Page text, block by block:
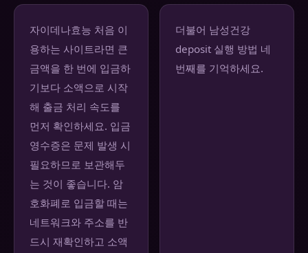
자이데나효능 처음 이
용하는 사이트라면 큰
금액을 한 번에 입금하
기보다 소액으로 시작
해 출금 처리 속도를
먼저 확인하세요. 입금
영수증은 문제 발생 시
필요하므로 보관해두
는 것이 좋습니다. 암
호화폐로 입금할 때는
네트워크와 주소를 반
드시 재확인하고 소액
더불어 남성건강
deposit 실행 방법 네
번째를 기억하세요.